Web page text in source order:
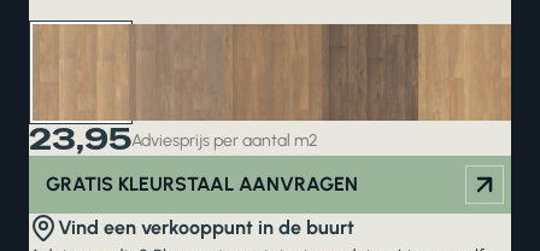
23,95Adviesprijs per aantal m2
GRATIS KLEURSTAAL AANVRAGEN
Vind een verkooppunt in de buurt